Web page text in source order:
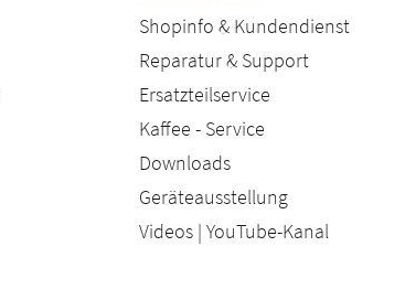
Shopinfo & Kundendienst
Reparatur & Support
Ersatzteilservice
Kaffee - Service
Downloads
Geräteausstellung
Videos | YouTube-Kanal